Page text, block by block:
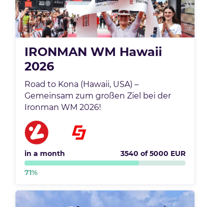
IRONMAN WM Hawaii
2026
Road to Kona (Hawaii, USA) –
Gemeinsam zum großen Ziel bei der
Ironman WM 2026!
in a month 3540 of5000 EUR
71%